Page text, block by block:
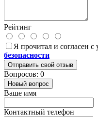
Рейтинг
Я прочитал и согласен с
безопасности
Отправить свой отзыв
Вопросов: 0
Новый вопрос
Ваше имя
Контактный телефон